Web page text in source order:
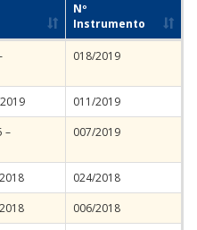
Nº
Instrumento
018/2019
011/2019
–
007/2019
024/2018
006/2018